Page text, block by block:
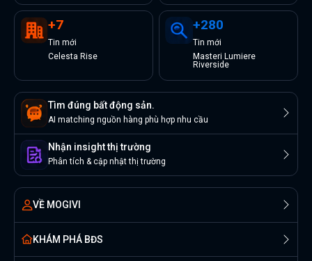
+7
Tin mới
Celesta Rise
+280
Tin mới
Masteri Lumiere
Riverside
Tìm đúng bất động sản.
AI matching nguồn hàng phù hợp nhu cầu
Nhận insight thị trường
Phân tích & cập nhật thị trường
VỀ MOGIVI
KHÁM PHÁ BĐS